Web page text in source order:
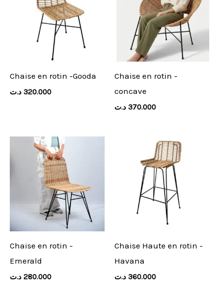
Chaise en rotin -Gooda
320.000 د.ت
Chaise en rotin -
concave
370.000 د.ت
Chaise en rotin -
Emerald
280.000 د.ت
Chaise Haute en rotin -
Havana
360.000 د.ت